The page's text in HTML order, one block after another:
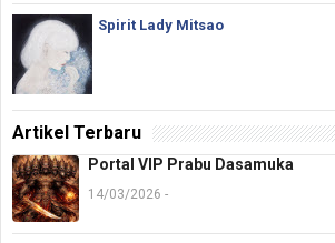
Spirit Lady Mitsao
Artikel Terbaru
Portal VIP Prabu Dasamuka
14/03/2026 -